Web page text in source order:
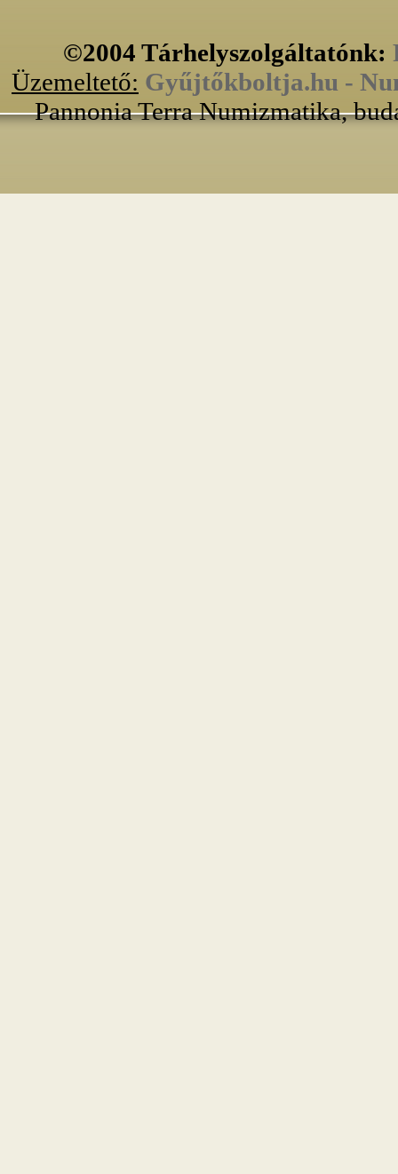
©2004 Tárhelyszolgáltatónk:
Üzemeltető: Gyűjtőkboltja.hu -
Pannonia Terra Numizmatika,